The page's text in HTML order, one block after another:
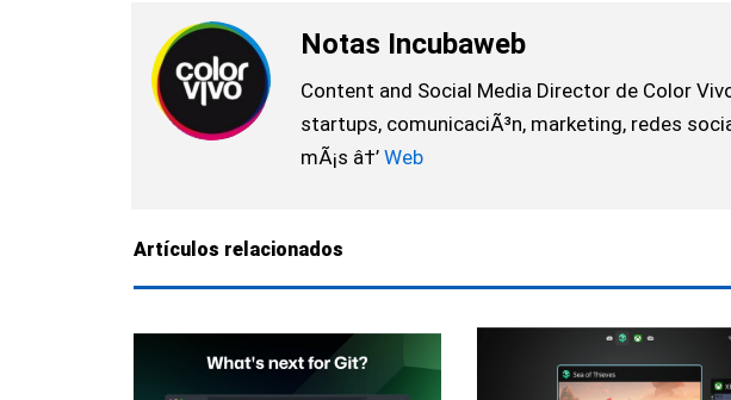
Notas Incubaweb
Content and Social Media Director de Color
startups, comunicaciÃ³n, marketing, redes
mÃ¡s â†’ Web
Artículos relacionados